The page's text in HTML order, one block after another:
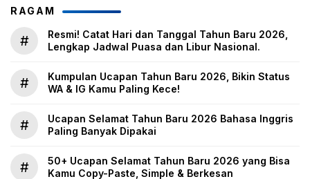
RAGAM
#
Resmi! Catat Hari dan Tanggal Tahun Baru 2026,
Lengkap Jadwal Puasa dan Libur Nasional.
#
Kumpulan Ucapan Tahun Baru 2026, Bikin Status
WA & IG Kamu Paling Kece!
#
Ucapan Selamat Tahun Baru 2026 Bahasa Inggris
Paling Banyak Dipakai
#
50+ Ucapan Selamat Tahun Baru 2026 yang Bisa
Kamu Copy-Paste, Simple & Berkesan